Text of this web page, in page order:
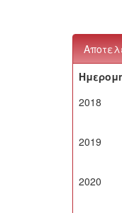
2018
2019
2020